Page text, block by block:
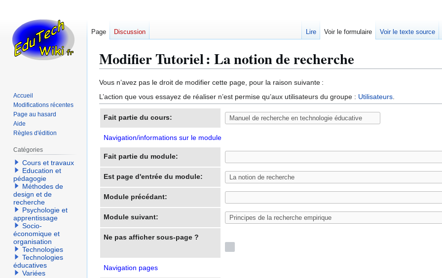
Modifier Tutoriel : La notion de recherche
Aller
à
la
navigation
Aller
à
la
recherche
Vous n’avez pas le droit de modifier cette page, pour la raison suivante :
L’action que vous essayez de réaliser n’est permise qu’aux utilisateurs du groupe : Utilisateurs.
Fait partie du cours:
Navigation/informations sur le module
Fait partie du module:
Est page d'entrée du module:
Module précédant:
Module suivant:
Ne pas afficher sous-page ?
Navigation pages
Page Discussion Lire Voir le formulaire Voir le texte source
Accueil
Modifications récentes
Page au hasard
Aide
Règles d'édition
Catégories
Cours et travaux
Education et
pédagogie
Méthodes de
design et de
recherche
Psychologie et
apprentissage
Socio-
économique et
organisation
Technologies
Technologies
éducatives
Variées